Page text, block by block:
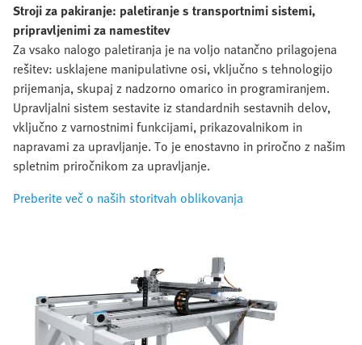
Stroji za pakiranje: paletiranje s transportnimi sistemi,
pripravljenimi za namestitev
Za vsako nalogo paletiranja je na voljo natančno prilagojena
rešitev: usklajene manipulativne osi, vključno s tehnologijo
prijemanja, skupaj z nadzorno omarico in programiranjem.
Upravljalni sistem sestavite iz standardnih sestavnih delov,
vključno z varnostnimi funkcijami, prikazovalnikom in
napravami za upravljanje. To je enostavno in priročno z našim
spletnim priročnikom za upravljanje.
Preberite več o naših storitvah oblikovanja